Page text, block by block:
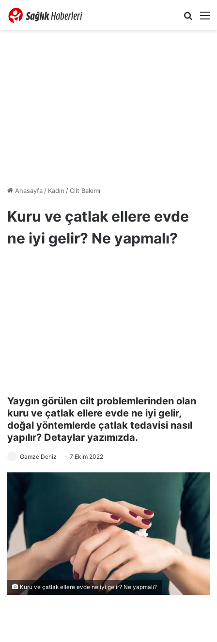
Anasayfa/ Kadın /Cilt Bakımı
Kuru ve çatlak ellere evde
ne iyi gelir? Ne yapmalı?
Yaygın görülen cilt problemlerinden olan
kuru ve çatlak ellere evde ne iyi gelir,
doğal yöntemlerde çatlak tedavisi nasıl
yapılır? Detaylar yazımızda.
Gamze Deniz 7 Ekim 2022
Kuru ve çatlak ellere evde ne iyi gelir? Ne yapmalı?